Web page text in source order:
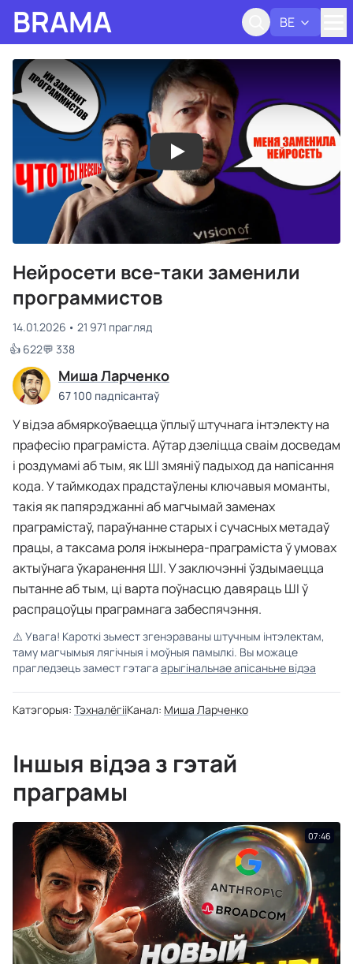
BRAMA BE
Нейросети все-таки заменили
программистов
14.01.2026
21 971 прагляд
👍 622💬 338
Миша Ларченко
67 100 падпісантаў
У відэа абмяркоўваецца ўплыў штучнага інтэлекту на
прафесію праграміста. Аўтар дзеліцца сваім досведам
і роздумамі аб тым, як ШІ змяніў падыход да напісання
кода. У таймкодах прадстаўлены ключавыя моманты,
такія як папярэджанні аб магчымай заменах
праграмістаў, параўнанне старых і сучасных метадаў
працы, а таксама роля інжынера-праграміста ў умовах
актыўнага ўкаранення ШІ. У заключэнні ўздымаецца
пытанне аб тым, ці варта поўнасцю давяраць ШІ ў
распрацоўцы праграмнага забеспячэння.
⚠️ Увага! Кароткі зьмест згенэраваны штучным інтэлектам,
таму магчымыя лягічныя і моўныя памылкі. Вы можаце
прагледзець замест гэтага арыгінальнае апісаньне відэа
Катэгорыя: ТэхналёгііКанал: Миша Ларченко
Іншыя відэа з гэтай
праграмы
07:46